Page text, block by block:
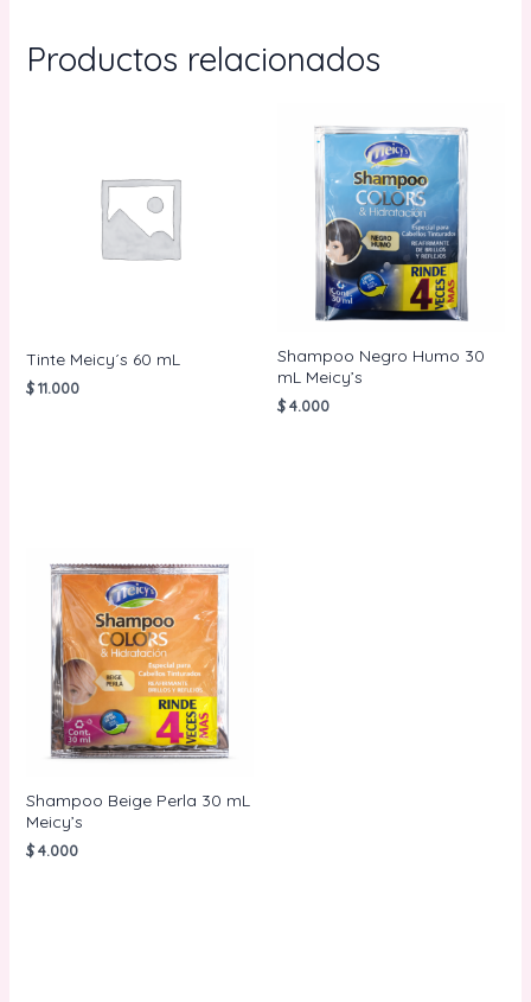
mL
Productos relacionados
Tinte Meicy´s 60 mL
$11.000
Shampoo Negro Humo 30
mL Meicy’s
$4.000
Shampoo Beige Perla 30 mL
Meicy’s
$4.000